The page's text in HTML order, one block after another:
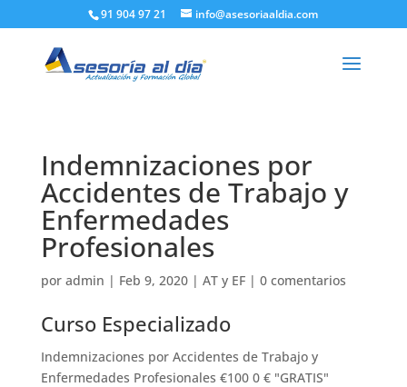
91 904 97 21 info@asesoriaaldia.com
Indemnizaciones por
Accidentes de Trabajo y
Enfermedades
Profesionales
por admin | Feb 9, 2020| AT y EF| 0 comentarios
Curso Especializado
Indemnizaciones por Accidentes de Trabajo y
Enfermedades Profesionales €100 0 € "GRATIS"